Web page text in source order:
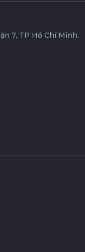
7, TP Hồ Chí Minh.